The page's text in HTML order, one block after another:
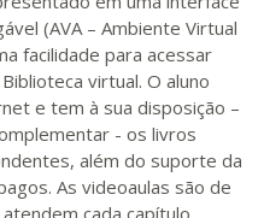
(AVA – Ambiente Virtual
facilidade para acessar
virtual. O aluno
e tem à sua disposição –
- os livros
além do suporte da
As videoaulas são de
cada capítulo